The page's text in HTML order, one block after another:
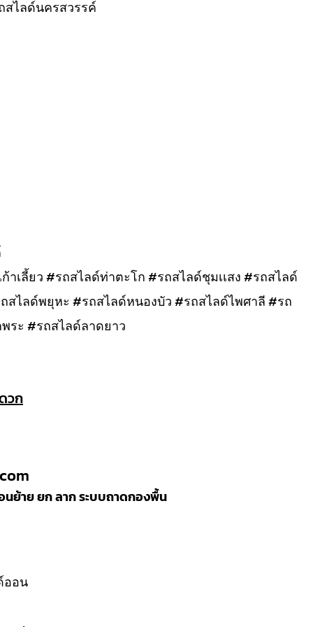
ไลด์นครสวรรค์
เลี้ยว #รถสไลด์ท่าตะโก #รถสไลด์ชุมเเสง #รถสไลด์
สไลด์พยุหะ #รถสไลด์หนองบัว #รถสไลด์ไพศาลี #รถ
ระ #รถสไลด์ลาดยาว
วก
นย้าย ยก ลาก ระบบถาดกองพื้น
ออน